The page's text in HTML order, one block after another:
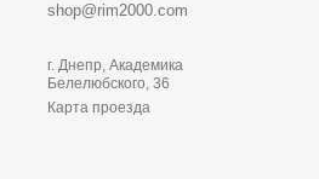
shop@rim2000.com
г. Днепр, Академика
Белелюбского, 36
Карта проезда